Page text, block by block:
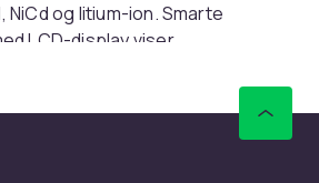
NiCd og litium-ion. Smarte
LCD-display viser
og 8-spors ladere muliggjør
simultant.